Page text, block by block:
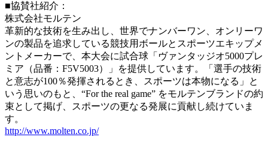
■協賛社紹介：
株式会社モルテン
革新的な技術を生み出し、世界でナンバーワン、オンリーワ
ンの製品を追求している競技用ボールとスポーツエキップメ
ントメーカーで、本大会に試合球「ヴァンタッジオ5000プレ
ミア（品番：F5V5003）」を提供しています。「選手の技術
と意志が100％発揮されるとき、スポーツは本物になる」と
いう思いのもと、“For the real game” をモルテンブランドの約
束として掲げ、スポーツの更なる発展に貢献し続けていま
す。
http://www.molten.co.jp/